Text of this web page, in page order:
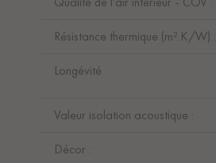
Résistance thermique (m².K/W) :
Longévité :
Valeur isolation acoustique :
Décor :